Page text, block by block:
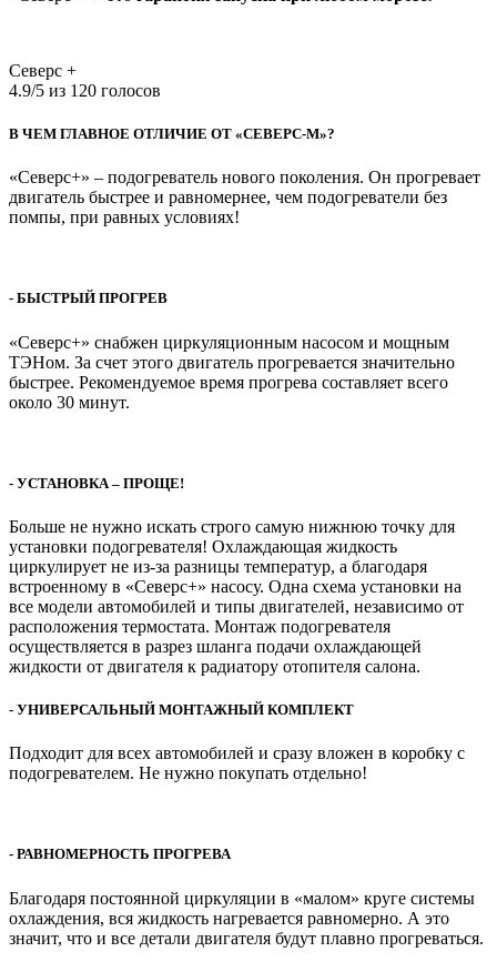
Северс +
4.9/5 из 120 голосов
В ЧЕМ ГЛАВНОЕ ОТЛИЧИЕ ОТ «СЕВЕРС-М»?
«Северс+» – подогреватель нового поколения. Он прогревает
двигатель быстрее и равномернее, чем подогреватели без
помпы, при равных условиях!
- БЫСТРЫЙ ПРОГРЕВ
«Северс+» снабжен циркуляционным насосом и мощным
ТЭНом. За счет этого двигатель прогревается значительно
быстрее. Рекомендуемое время прогрева составляет всего
около 30 минут.
- УСТАНОВКА – ПРОЩЕ!
Больше не нужно искать строго самую нижнюю точку для
установки подогревателя! Охлаждающая жидкость
циркулирует не из-за разницы температур, а благодаря
встроенному в «Северс+» насосу. Одна схема установки на
все модели автомобилей и типы двигателей, независимо от
расположения термостата. Монтаж подогревателя
осуществляется в разрез шланга подачи охлаждающей
жидкости от двигателя к радиатору отопителя салона.
- УНИВЕРСАЛЬНЫЙ МОНТАЖНЫЙ КОМПЛЕКТ
Подходит для всех автомобилей и сразу вложен в коробку с
подогревателем. Не нужно покупать отдельно!
- РАВНОМЕРНОСТЬ ПРОГРЕВА
Благодаря постоянной циркуляции в «малом» круге системы
охлаждения, вся жидкость нагревается равномерно. А это
значит, что и все детали двигателя будут плавно прогреваться.